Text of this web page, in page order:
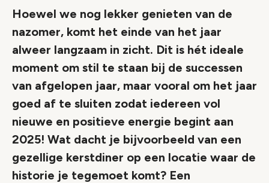
Hoewel we nog lekker genieten van de
nazomer, komt het einde van het jaar
alweer langzaam in zicht. Dit is hét ideale
moment om stil te staan bij de successen
van afgelopen jaar, maar vooral om het jaar
goed af te sluiten zodat iedereen vol
nieuwe en positieve energie begint aan
2025! Wat dacht je bijvoorbeeld van een
gezellige kerstdiner op een locatie waar de
historie je tegemoet komt? Een